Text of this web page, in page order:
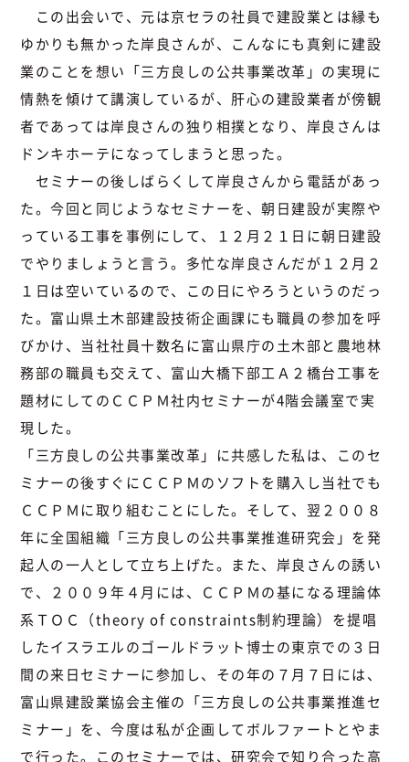
この出会いで、元は京セラの社員で建設業とは縁も
ゆかりも無かった岸良さんが、こんなにも真剣に建設
業のことを想い「三方良しの公共事業改革」の実現に
情熱を傾けて講演しているが、肝心の建設業者が傍観
者であっては岸良さんの独り相撲となり、岸良さんは
ドンキホーテになってしまうと思った。
セミナーの後しばらくして岸良さんから電話があっ
た。今回と同じようなセミナーを、朝日建設が実際や
っている工事を事例にして、１２月２１日に朝日建設
でやりましょうと言う。多忙な岸良さんだが１２月２
１日は空いているので、この日にやろうというのだっ
た。富山県土木部建設技術企画課にも職員の参加を呼
びかけ、当社社員十数名に富山県庁の土木部と農地林
務部の職員も交えて、富山大橋下部工Ａ２橋台工事を
題材にしてのＣＣＰＭ社内セミナーが4階会議室で実
現した。
「三方良しの公共事業改革」に共感した私は、このセ
ミナーの後すぐにＣＣＰＭのソフトを購入し当社でも
ＣＣＰＭに取り組むことにした。そして、翌２００８
年に全国組織「三方良しの公共事業推進研究会」を発
起人の一人として立ち上げた。また、岸良さんの誘い
で、２００９年４月には、ＣＣＰＭの基になる理論体
系ＴＯＣ（theory of constraints制約理論）を提唱
したイスラエルのゴールドラット博士の東京での３日
間の来日セミナーに参加し、その年の７月７日には、
富山県建設業協会主催の「三方良しの公共事業推進セ
ミナー」を、今度は私が企画してボルファートとやま
で行った。このセミナーでは、研究会で知り合った高